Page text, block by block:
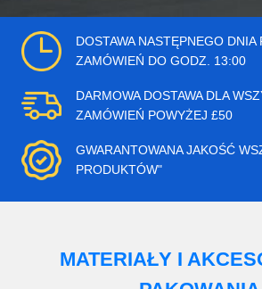
DOSTAWA NASTĘPNEGO
ZAMÓWIEŃ DO GODZ. 13:00
DARMOWA DOSTAWA DLA
ZAMÓWIEŃ POWYŻEJ £50
GWARANTOWANA JAKOŚĆ
PRODUKTÓW"
MATERIAŁY I